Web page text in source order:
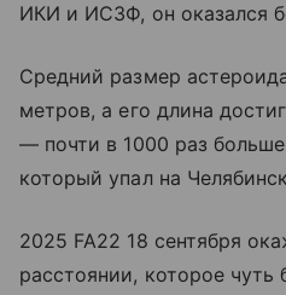
ИКИ и ИСЗФ, он оказался
Средний размер
метров, а его длина
— почти в 1000 раз
который упал на
2025 FA22 18 сентября
расстоянии, которое